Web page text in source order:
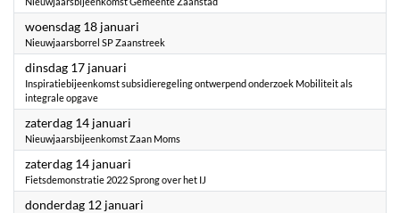
woensdag 18 januari
Nieuwjaarsborrel SP Zaanstreek
dinsdag 17 januari
Inspiratiebijeenkomst subsidieregeling ontwerpend onderzoek Mobiliteit als
integrale opgave
zaterdag 14 januari
Nieuwjaarsbijeenkomst Zaan Moms
zaterdag 14 januari
Fietsdemonstratie 2022 Sprong over het IJ
donderdag 12 januari